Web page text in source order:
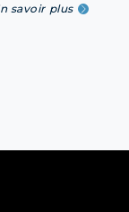
savoir plus